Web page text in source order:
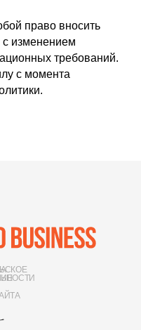
право вносить
с изменением
требований.
с момента